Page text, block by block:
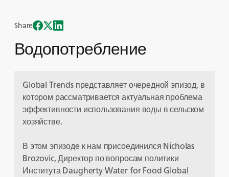
Водопотребление
Share
Global Trends представляет очередной эпизод, в
котором рассматривается актуальная проблема
эффективности использования воды в сельском
хозяйстве.
В этом эпизоде к нам присоединился Nicholas
Brozovic, Директор по вопросам политики
Института Daugherty Water for Food Global